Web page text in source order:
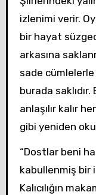
izlenimi verir.
bir hayat
arkasına
sade
burada
anlaşılır kalır
gibi yeniden
“Dostlar beni
kabullenmiş bir
Kalıcılığın